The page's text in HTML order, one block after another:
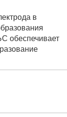
в
обеспечивает